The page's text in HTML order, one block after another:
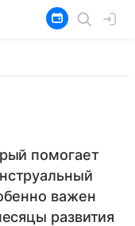
помогает
важен
развития